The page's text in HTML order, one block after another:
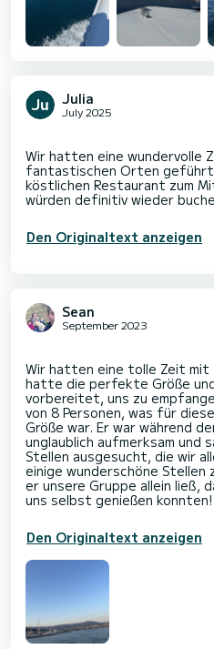
Julia
July 2025
Wir hatten eine wundervolle
fantastischen Orten geführt
köstlichen Restaurant zum
Den Originaltext anzeigen
Sean
September 2023
Wir hatten eine tolle Zeit mit
hatte die perfekte Größe
vorbereitet, uns zu
von 8 Personen, was für
Größe war. Er war während
unglaublich aufmerksam und
Stellen ausgesucht, die wir
einige wunderschöne Stellen
er unsere Gruppe allein ließ,
Den Originaltext anzeigen